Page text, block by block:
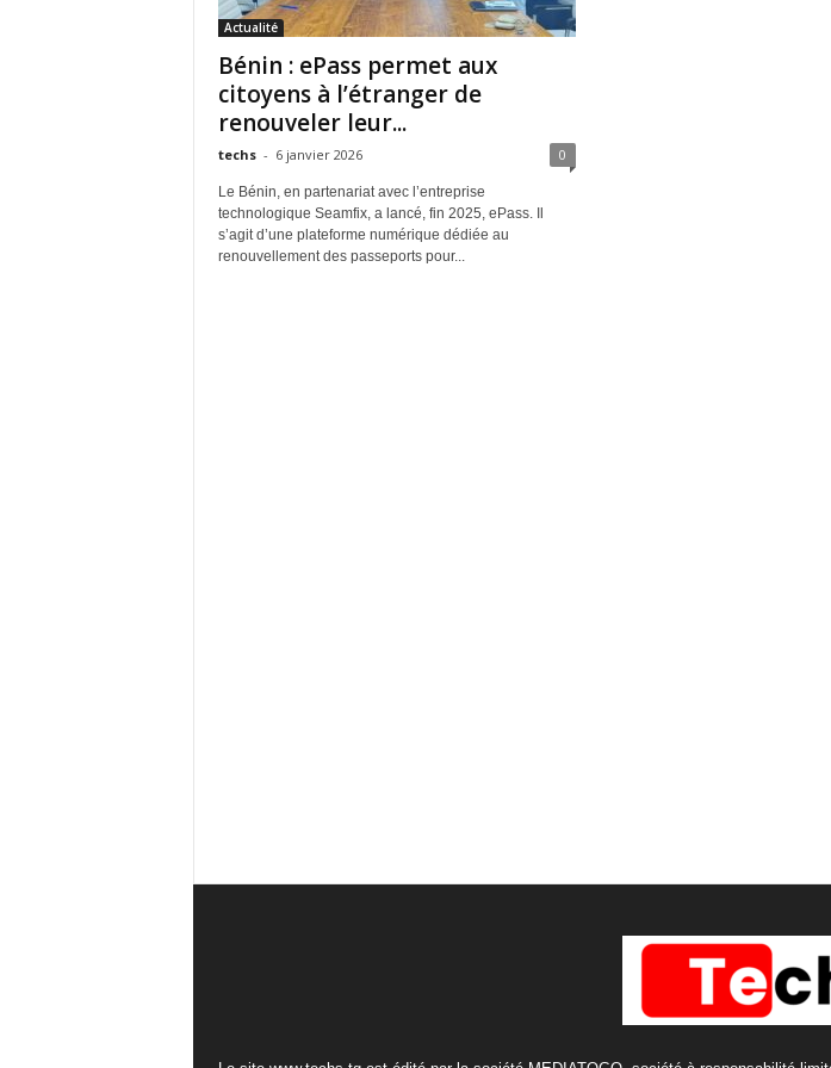
Actualité
Bénin : ePass permet aux
citoyens à l’étranger de
renouveler leur...
techs - 6 janvier 2026 0
Le Bénin, en partenariat avec l’entreprise
technologique Seamfix, a lancé, fin 2025, ePass. Il
s’agit d’une plateforme numérique dédiée au
renouvellement des passeports pour...